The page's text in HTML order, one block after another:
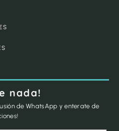
nada!
de WhatsApp y enterate de